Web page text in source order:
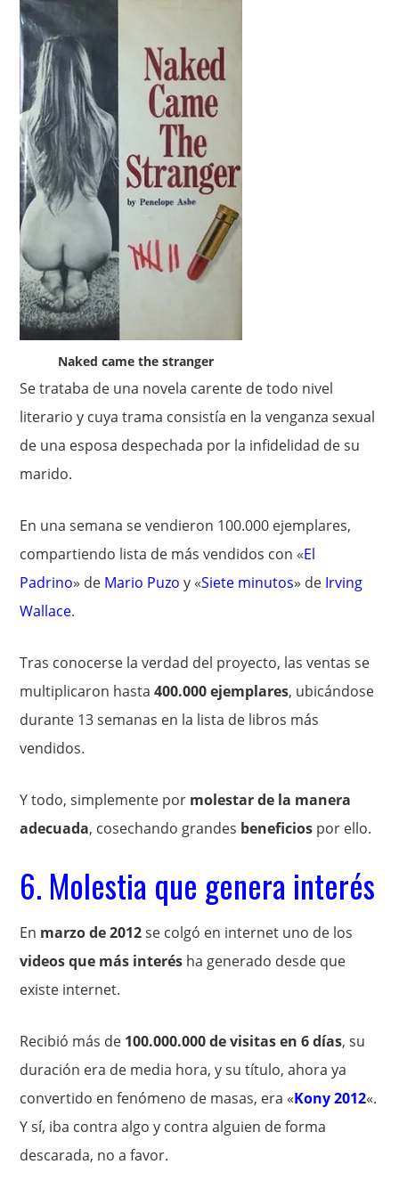
Naked came the stranger
Se trataba de una novela carente de todo nivel
literario y cuya trama consistía en la venganza sexual
de una esposa despechada por la infidelidad de su
marido.
En una semana se vendieron 100.000 ejemplares,
compartiendo lista de más vendidos con «El
Padrino» de Mario Puzo y «Siete minutos» de Irving
Wallace.
Tras conocerse la verdad del proyecto, las ventas se
multiplicaron hasta400.000 ejemplares, ubicándose
durante 13 semanas en la lista de libros más
vendidos.
Y todo, simplemente por molestar de la manera
adecuada, cosechando grandes beneficios por ello.
6. Molestia que genera interés
En marzo de 2012se colgó en internet uno de los
videos que más interés ha generado desde que
existe internet.
Recibió más de 100.000.000 de visitas en 6 días, su
duración era de media hora, y su título, ahora ya
convertido en fenómeno de masas, era «Kony 2012«.
Y sí, iba contra algo y contra alguien de forma
descarada, no a favor.